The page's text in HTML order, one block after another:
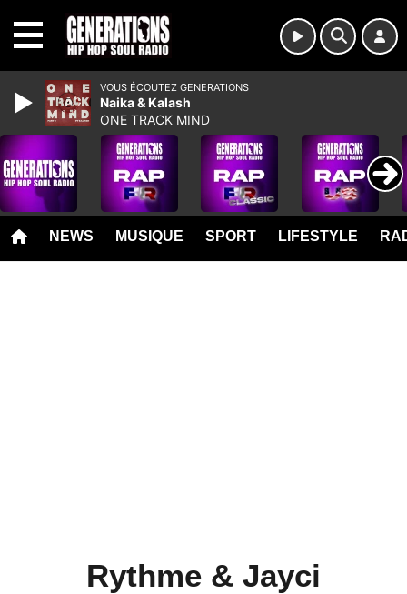
NEWS MUSIQUE SPORT LIFESTYLE
Rythme & Jayci
VOUS ÉCOUTEZ GENERATIONS
Naika & Kalash
ONE TRACK MIND